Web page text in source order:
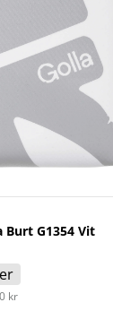
Burt G1354 Vit
kr